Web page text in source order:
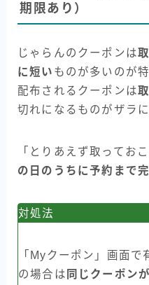
期限あり）
じゃらんのクーポンは
に短い ものが多いのが
配布されるクーポンは
切れになるものがザラに
「とりあえず取ってお
の日のうちに予約まで
対処法
「Myクーポン」画面
の場合は 同じクーポン